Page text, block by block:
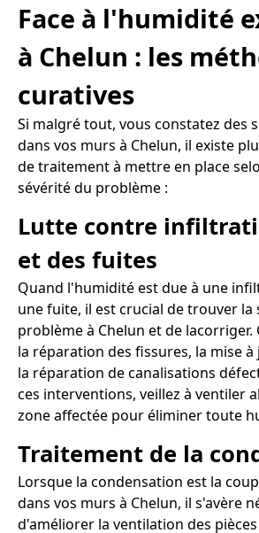
Face à l'humidité
à Chelun : les
curatives
Si malgré tout, vous constatez des
dans vos murs à Chelun, il existe
de traitement à mettre en place
sévérité du problème :
Lutte contre
et des fuites
Quand l'humidité est due à une
une fuite, il est crucial de trouver la
problème à Chelun et de lacorriger.
la réparation des fissures, la mise
la réparation de canalisations
ces interventions, veillez à ventiler
zone affectée pour éliminer toute
Traitement de la
Lorsque la condensation est la
dans vos murs à Chelun, il s'avère
d'améliorer la ventilation des